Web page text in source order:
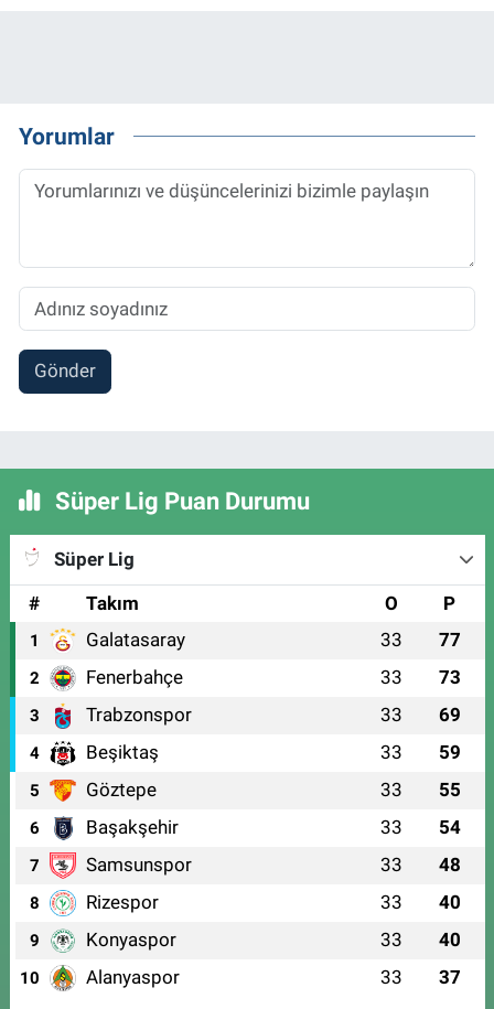
Yorumlar
Gönder
Süper Lig Puan Durumu
Süper Lig
#
Takım O P
1 Galatasaray 33 77
2 Fenerbahçe 33 73
3 Trabzonspor 33 69
4 Beşiktaş 33 59
5 Göztepe 33 55
6 Başakşehir 33 54
7 Samsunspor 33 48
8 Rizespor 33 40
9 Konyaspor 33 40
10 Alanyaspor 33 37